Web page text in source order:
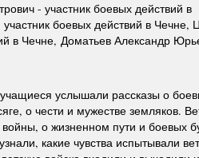
- участник боевых действий в
боевых действий в Чечне,
в Чечне, Доматьев Александр
услышали рассказы о
о чести и мужестве земляков.
о жизненном пути и боевых
какие чувства испытывали